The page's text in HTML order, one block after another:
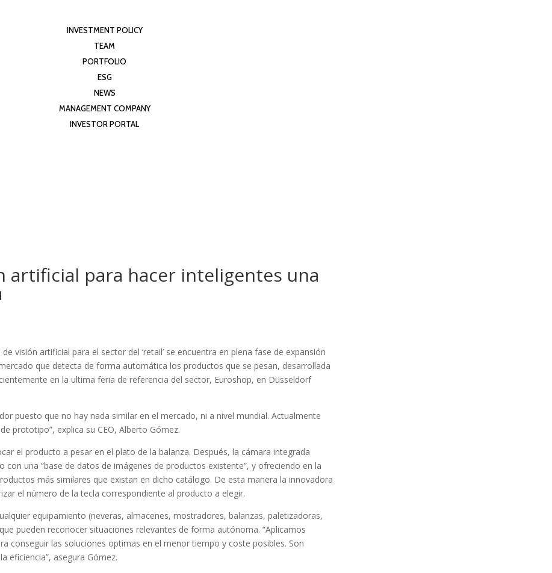
INVESTMENT POLICY
TEAM
PORTFOLIO
ESG
NEWS
MANAGEMENT COMPANY
INVESTOR PORTAL
artificial para hacer inteligentes una
visión artificial para el sector del ‘retail’ se encuentra en plena fase de expansión
que detecta de forma automática los productos que se pesan, desarrollada
en la ultima feria de referencia del sector, Euroshop, en Düsseldorf
puesto que no hay nada similar en el mercado, ni a nivel mundial. Actualmente
prototipo”, explica su CEO, Alberto Gómez.
el producto a pesar en el plato de la balanza. Después, la cámara integrada
una “base de datos de imágenes de productos existente”, y ofreciendo en la
más similares que existan en dicho catálogo. De esta manera la innovadora
el número de la tecla correspondiente al producto a elegir.
equipamiento (neveras, almacenes, mostradores, balanzas, paletizadoras,
pueden reconocer situaciones relevantes de forma autónoma. “Aplicamos
conseguir las soluciones optimas en el menor tiempo y coste posibles. Son
eficiencia”, asegura Gómez.